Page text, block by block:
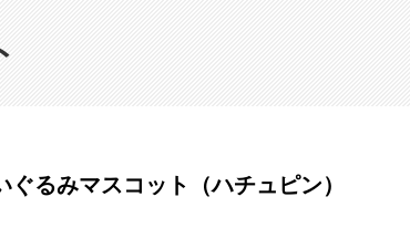
るみマスコット（ハチュピン）